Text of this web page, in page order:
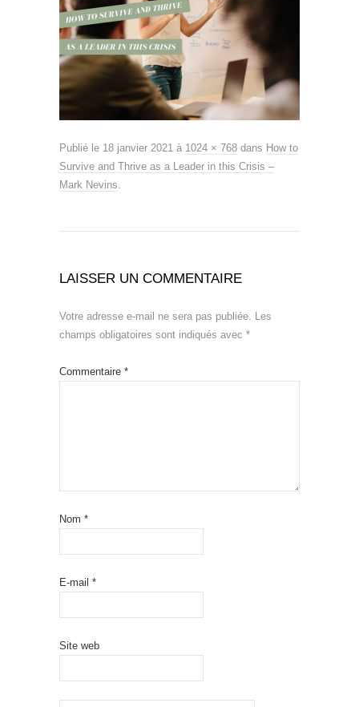
Publié le 18 janvier 2021 à 1024 × 768 dans How to
Survive and Thrive as a Leader in this Crisis –
Mark Nevins.
LAISSER UN COMMENTAIRE
Votre adresse e-mail ne sera pas publiée. Les
champs obligatoires sont indiqués avec *
Commentaire *
Nom *
E-mail *
Site web